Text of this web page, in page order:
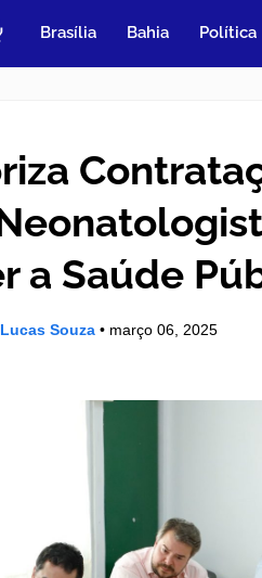
Brasília Bahia Política
a Saúde
Souza • março 06, 2025